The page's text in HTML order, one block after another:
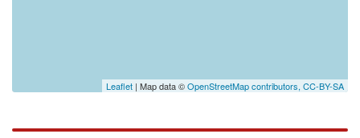
Leaflet | Map data ©OpenStreetMap contributors, CC-BY-SA
nouveaux